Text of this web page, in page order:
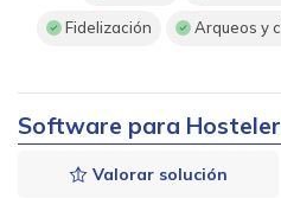
Fidelización Arqueos y
Software para
Valorar solución